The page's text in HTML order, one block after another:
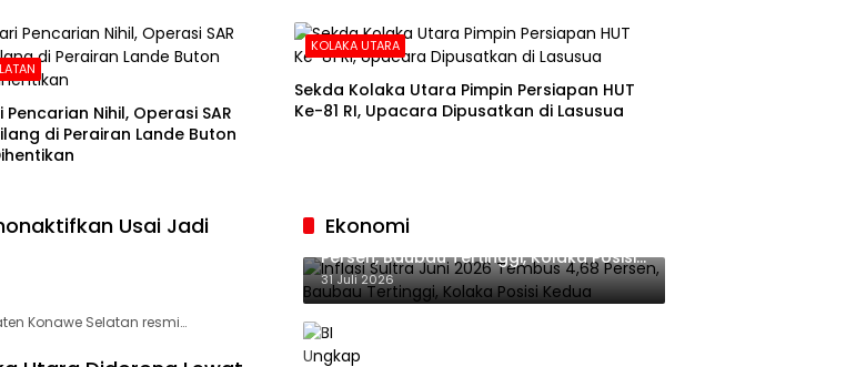
Pencarian Nihil, Operasi SAR
di Perairan Lande Buton
KOLAKA UTARA
Sekda Kolaka Utara Pimpin Persiapan HUT
Ke-81 RI, Upacara Dipusatkan di Lasusua
Usai Jadi
Konawe Selatan resmi…
Ekonomi
Inflasi Sultra Juni 2026 Tembus 4,68
Persen, Baubau Tertinggi, Kolaka Posisi
Kedua
31 Juli 2026